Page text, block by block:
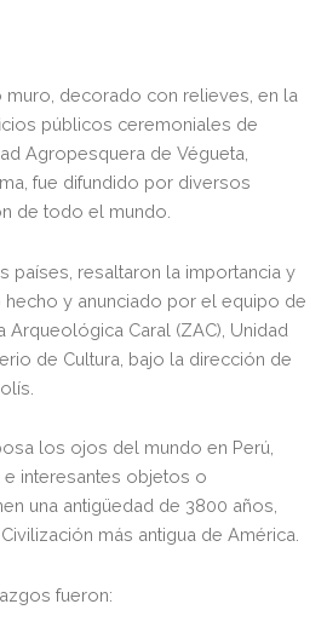
muro, decorado con relieves, en la
públicos ceremoniales de
Agropesquera de Végueta,
fue difundido por diversos
de todo el mundo.
países, resaltaron la importancia y
y anunciado por el equipo de
Caral (ZAC), Unidad
de Cultura, bajo la dirección de
los ojos del mundo en Perú,
interesantes objetos o
una antigüedad de 3800 años,
más antigua de América.
fueron: